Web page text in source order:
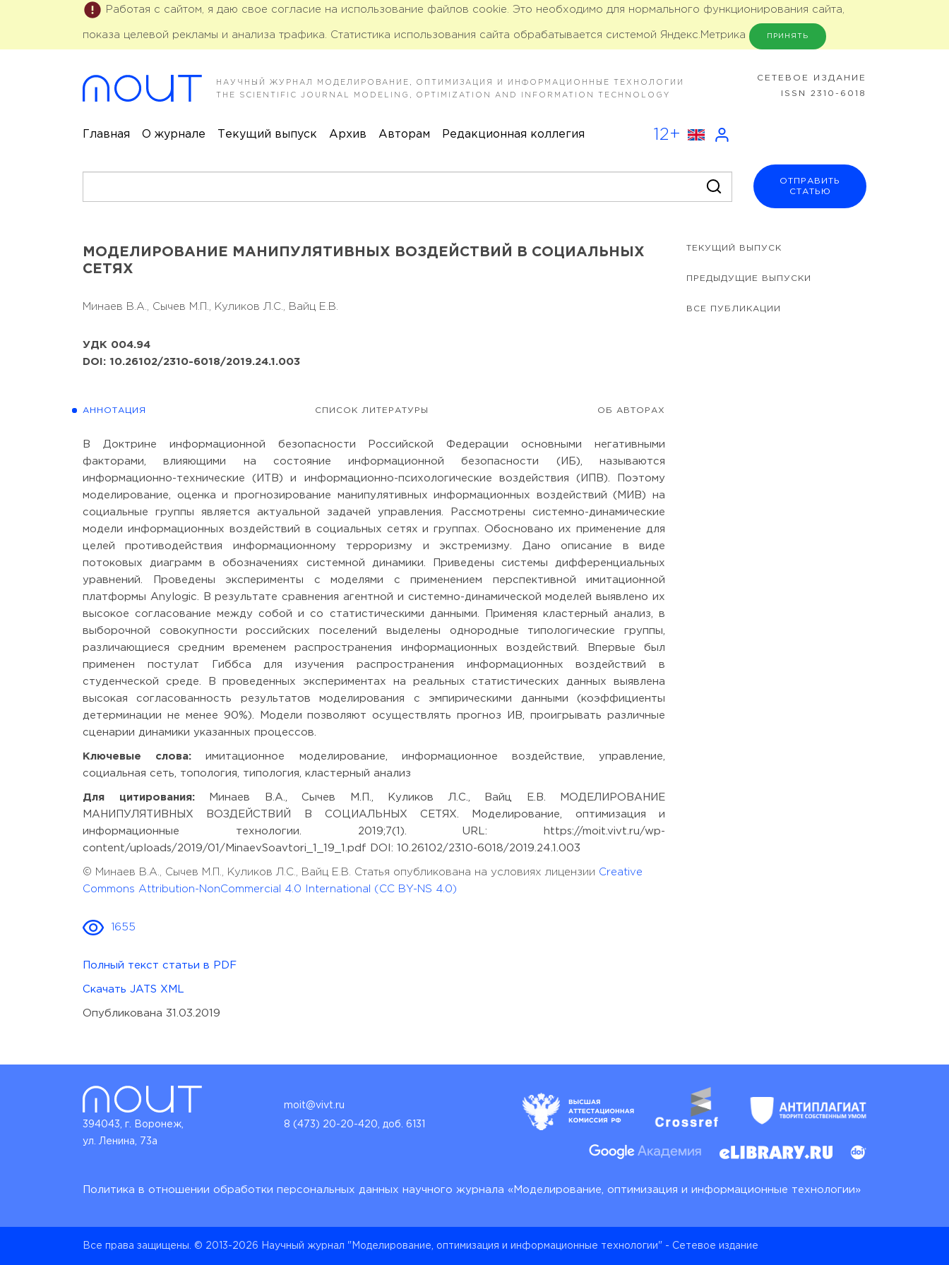
Работая с сайтом, я даю свое согласие на использование файлов cookie. Это необходимо для нормального функционирования сайта,
показа целевой рекламы и анализа трафика. Статистика использования сайта обрабатывается системой Яндекс.Метрика ПРИНЯТЬ
НАУЧНЫЙ ЖУРНАЛ МОДЕЛИРОВАНИЕ, ОПТИМИЗАЦИЯ И ИНФОРМАЦИОННЫЕ ТЕХНОЛОГИИ
THE SCIENTIFIC JOURNAL MODELING, OPTIMIZATION AND INFORMATION TECHNOLOGY
CЕТЕВОЕ ИЗДАНИЕ
ISSN 2310-6018
Главная О журнале Текущий выпуск Архив Авторам Редакционная коллегия 12+
ОТПРАВИТЬ
СТАТЬЮ
МОДЕЛИРОВАНИЕ МАНИПУЛЯТИВНЫХ ВОЗДЕЙСТВИЙ В СОЦИАЛЬНЫХ
СЕТЯХ
Минаев В.А., Сычев М.П., Куликов Л.С., Вайц Е.В.
УДК 004.94
DOI: 10.26102/2310-6018/2019.24.1.003
АННОТАЦИЯ СПИСОК ЛИТЕРАТУРЫ ОБ АВТОРАХ
В Доктрине информационной безопасности Российской Федерации основными негативными
факторами, влияющими на состояние информационной безопасности (ИБ), называются
информационно-технические (ИТВ) и информационно-психологические воздействия (ИПВ). Поэтому
моделирование, оценка и прогнозирование манипулятивных информационных воздействий (МИВ) на
социальные группы является актуальной задачей управления. Рассмотрены системно-динамические
модели информационных воздействий в социальных сетях и группах. Обосновано их применение для
целей противодействия информационному терроризму и экстремизму. Дано описание в виде
потоковых диаграмм в обозначениях системной динамики. Приведены системы дифференциальных
уравнений. Проведены эксперименты с моделями с применением перспективной имитационной
платформы Anylogic. В результате сравнения агентной и системно-динамической моделей выявлено их
высокое согласование между собой и со статистическими данными. Применяя кластерный анализ, в
выборочной совокупности российских поселений выделены однородные типологические группы,
различающиеся средним временем распространения информационных воздействий. Впервые был
применен постулат Гиббса для изучения распространения информационных воздействий в
студенческой среде. В проведенных экспериментах на реальных статистических данных выявлена
высокая согласованность результатов моделирования с эмпирическими данными (коэффициенты
детерминации не менее 90%). Модели позволяют осуществлять прогноз ИВ, проигрывать различные
сценарии динамики указанных процессов.
Ключевые слова: имитационное моделирование, информационное воздействие, управление,
социальная сеть, топология, типология, кластерный анализ
Для цитирования:Минаев В.А., Сычев М.П., Куликов Л.С., Вайц Е.В. МОДЕЛИРОВАНИЕ
МАНИПУЛЯТИВНЫХ ВОЗДЕЙСТВИЙ В СОЦИАЛЬНЫХ СЕТЯХ. Моделирование, оптимизация и
информационные технологии. 2019;7(1). URL: https://moit.vivt.ru/wp-
content/uploads/2019/01/MinaevSoavtori_1_19_1.pdf DOI: 10.26102/2310-6018/2019.24.1.003
© Минаев В.А., Сычев М.П., Куликов Л.С., Вайц Е.В. Статья опубликована на условиях лицензии Creative
Commons Attribution-NonCommercial 4.0 International (CC BY-NS 4.0)
1655
Полный текст статьи в PDF
Скачать JATS XML
Опубликована 31.03.2019
ТЕКУЩИЙ ВЫПУСК
ПРЕДЫДУЩИЕ ВЫПУСКИ
ВСЕ ПУБЛИКАЦИИ
394043, г. Воронеж,
ул. Ленина, 73а
moit@vivt.ru
8 (473) 20-20-420, доб. 6131
Политика в отношении обработки персональных данных научного журнала «Моделирование, оптимизация и информационные технологии»
Все права защищены. © 2013-2026 Научный журнал "Моделирование, оптимизация и информационные технологии" - Сетевое издание